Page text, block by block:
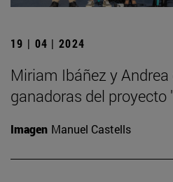
19 | 04 | 2024
Miriam Ibáñez y Andrea
ganadoras del proyecto
Imagen Manuel Castells